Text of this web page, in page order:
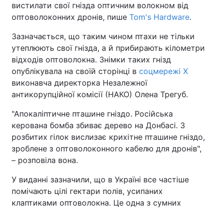
вистилати свої гнізда оптичним волокном від
оптоволоконних дронів, пише Tom's Hardware.
Зазначається, що таким чином птахи не тільки
утеплюють свої гнізда, а й прибирають кілометри
відходів оптоволокна. Знімки таких гнізд
опублікувала на своїй сторінці в соцмережі X
виконавча директорка Незалежної
антикорупційної комісії (НАКО) Олена Трегуб.
"Апокаліптичне пташине гніздо. Російська
керована бомба збиває дерево на Донбасі. З
розбитих гілок вислизає крихітне пташине гніздо,
зроблене з оптоволоконного кабелю для дронів",
– розповіла вона.
У виданні зазначили, що в Україні все частіше
помічають цілі гектари полів, усипаних
клаптиками оптоволокна. Це одна з сумних